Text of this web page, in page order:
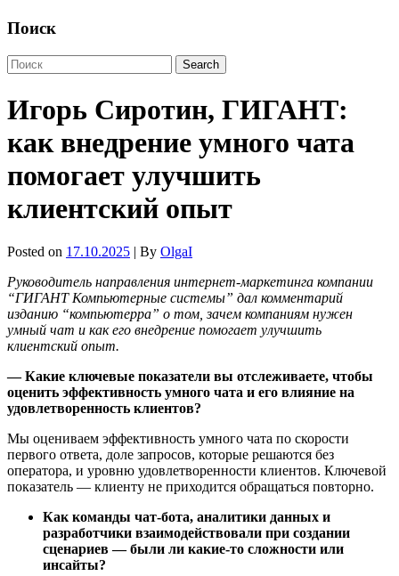
Поиск
Игорь Сиротин, ГИГАНТ:
как внедрение умного чата
помогает улучшить
клиентский опыт
Posted on 17.10.2025 | By OlgaI
Руководитель направления интернет-маркетинга компании
“ГИГАНТ Компьютерные системы” дал комментарий
изданию “компьютерра” о том, зачем компаниям нужен
умный чат и как его внедрение помогает улучшить
клиентский опыт.
— Какие ключевые показатели вы отслеживаете, чтобы
оценить эффективность умного чата и его влияние на
удовлетворенность клиентов?
Мы оцениваем эффективность умного чата по скорости
первого ответа, доле запросов, которые решаются без
оператора, и уровню удовлетворенности клиентов. Ключевой
показатель — клиенту не приходится обращаться повторно.
Как команды чат-бота, аналитики данных и
разработчики взаимодействовали при создании
сценариев — были ли какие-то сложности или
инсайты?